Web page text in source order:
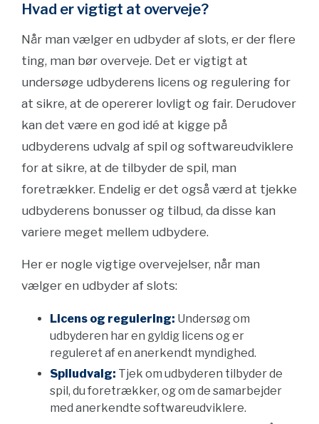
Hvad er vigtigt at overveje?
Når man vælger en udbyder af slots, er der flere
ting, man bør overveje. Det er vigtigt at
undersøge udbyderens licens og regulering for
at sikre, at de opererer lovligt og fair. Derudover
kan det være en god idé at kigge på
udbyderens udvalg af spil og softwareudviklere
for at sikre, at de tilbyder de spil, man
foretrækker. Endelig er det også værd at tjekke
udbyderens bonusser og tilbud, da disse kan
variere meget mellem udbydere.
Her er nogle vigtige overvejelser, når man
vælger en udbyder af slots:
Licens og regulering: Undersøg om
udbyderen har en gyldig licens og er
reguleret af en anerkendt myndighed.
Spiludvalg: Tjek om udbyderen tilbyder de
spil, du foretrækker, og om de samarbejder
med anerkendte softwareudviklere.